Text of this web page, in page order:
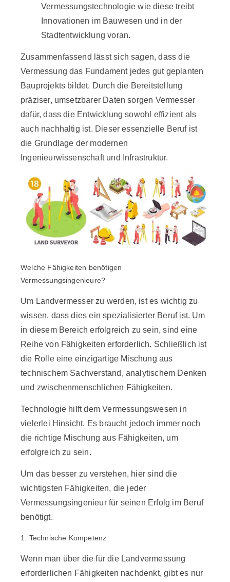
Vermessungstechnologie wie diese treibt
Innovationen im Bauwesen und in der
Stadtentwicklung voran.
Zusammenfassend lässt sich sagen, dass die
Vermessung das Fundament jedes gut geplanten
Bauprojekts bildet. Durch die Bereitstellung
präziser, umsetzbarer Daten sorgen Vermesser
dafür, dass die Entwicklung sowohl effizient als
auch nachhaltig ist. Dieser essenzielle Beruf ist
die Grundlage der modernen
Ingenieurwissenschaft und Infrastruktur.
Welche Fähigkeiten benötigen
Vermessungsingenieure?
Um Landvermesser zu werden, ist es wichtig zu
wissen, dass dies ein spezialisierter Beruf ist. Um
in diesem Bereich erfolgreich zu sein, sind eine
Reihe von Fähigkeiten erforderlich. Schließlich ist
die Rolle eine einzigartige Mischung aus
technischem Sachverstand, analytischem Denken
und zwischenmenschlichen Fähigkeiten.
Technologie hilft dem Vermessungswesen in
vielerlei Hinsicht. Es braucht jedoch immer noch
die richtige Mischung aus Fähigkeiten, um
erfolgreich zu sein.
Um das besser zu verstehen, hier sind die
wichtigsten Fähigkeiten, die jeder
Vermessungsingenieur für seinen Erfolg im Beruf
benötigt.
1. Technische Kompetenz
Wenn man über die für die Landvermessung
erforderlichen Fähigkeiten nachdenkt, gibt es nur